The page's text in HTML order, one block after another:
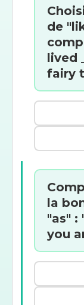
de
lived
fairy
la
"as" :
you